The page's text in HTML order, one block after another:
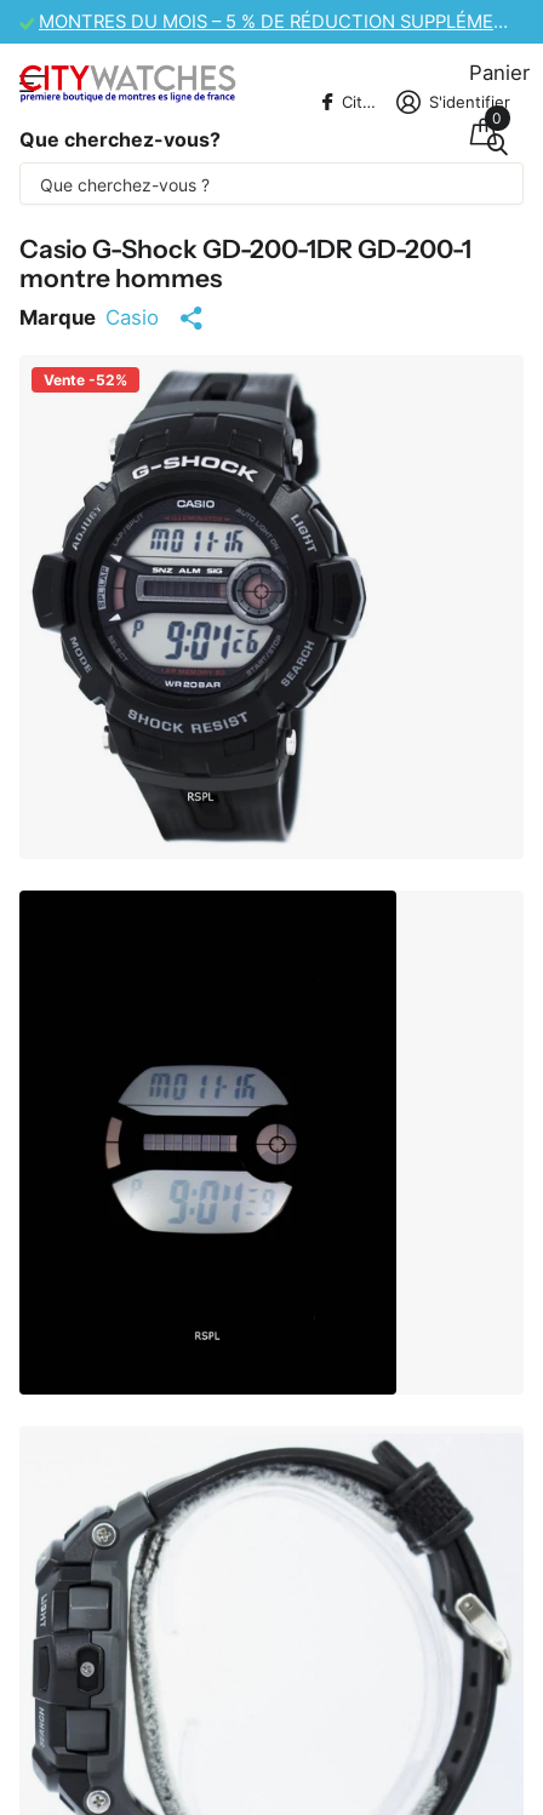
VENTE DE MONTRES CASIO – 10 % DE RÉDUCTION SUPPLÉMENTAIRE
Que cherchez-vous?
CitywatchesFR S'identifier
Panier
0
Une partie du contenu est traduite
automatiquement.
Casio G-Shock GD-200-1DR GD-200-1
montre hommes
Marque Casio
Vente -52%